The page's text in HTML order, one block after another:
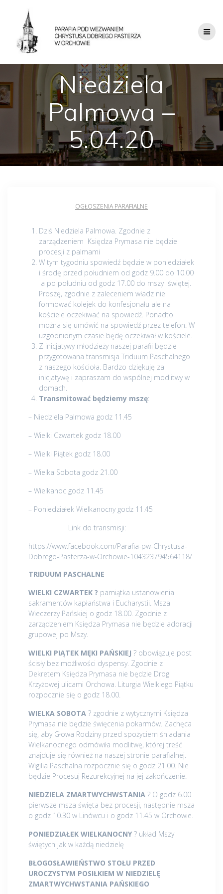
Niedziela
Palmowa –
5.04.20
OGŁOSZENIA PARAFIALNE
Dziś Niedziela Palmowa. Zgodnie z
zarządzeniem Księdza Prymasa nie będzie
procesji z palmami
W tym tygodniu spowiedź będzie w poniedziałek
i środę przed południem od godz 9.00 do 10.00
a po południu od godz 17.00 do mszy świętej.
Proszę, zgodnie z zaleceniem władz nie
formować kolejek do konfesjonału ale na
kościele oczekiwać na spowiedź. Ponadto
można się umówić na spowiedź przez telefon. W
uzgodnionym czasie będę oczekiwał w kościele.
Z inicjatywy młodzieży naszej parafii będzie
przygotowana transmisja Triduum Paschalnego
z naszego kościoła. Bardzo dziękuję za
inicjatywę i zapraszam do wspólnej modlitwy w
domach.
Transmitować będziemy mszę:
– Niedziela Palmowa godz 11.45
– Wielki Czwartek godz 18.00
– Wielki Piątek godz 18.00
– Wielka Sobota godz 21.00
– Wielkanoc godz 11.45
– Poniedziałek Wielkanocny godz 11.45
Link do transmisji:
https://www.facebook.com/Parafia-pw-Chrystusa-
Dobrego-Pasterza-w-Orchowie-104323794564118/
TRIDUUM PASCHALNE
WIELKI CZWARTEK ? pamiątka ustanowienia
sakramentów kapłaństwa i Eucharystii. Msza
Wieczerzy Pańskiej o godz 18.00. Zgodnie z
zarządzeniem Księdza Prymasa nie będzie adoracji
grupowej po Mszy.
WIELKI PIĄTEK MĘKI PAŃSKIEJ ? obowiązuje post
ścisły bez możliwości dyspensy. Zgodnie z
Dekretem Księdza Prymasa nie będzie Drogi
Krzyżowej ulicami Orchowa. Liturgia Wielkiego Piątku
rozpocznie się o godz 18.00.
WIELKA SOBOTA ? zgodnie z wytycznymi Księdza
Prymasa nie będzie święcenia pokarmów. Zachęca
się, aby Głowa Rodziny przed spożyciem śniadania
Wielkanocnego odmówiła modlitwę, której treść
znajduje się również na naszej stronie parafialnej.
Wigilia Paschalna rozpocznie się o godz 21.00. Nie
będzie Procesuj Rezurekcyjnej na jej zakończenie.
NIEDZIELA ZMARTWYCHWSTANIA ? O godz 6.00
pierwsze msza święta bez procesji, następnie msza
o godz 10.30 w Linówcu i o godz 11.45 w Orchowie.
PONIEDZIAŁEK WIELKANOCNY ? układ Mszy
świętych jak w każdą niedzielę
BŁOGOSŁAWIEŃSTWO STOŁU PRZED
UROCZYSTYM POSIŁKIEM W NIEDZIELĘ
ZMARTWYCHWSTANIA PAŃSKIEGO